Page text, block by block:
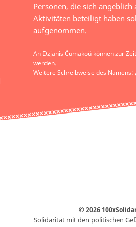
Personen, die sich
Aktivitäten beteiligt haben
aufgenommen.
An Dzjanis Čumakoŭ können zur
werden.
Weitere Schreibweise des Namens:
© 2026
Solidarität mit den politischen